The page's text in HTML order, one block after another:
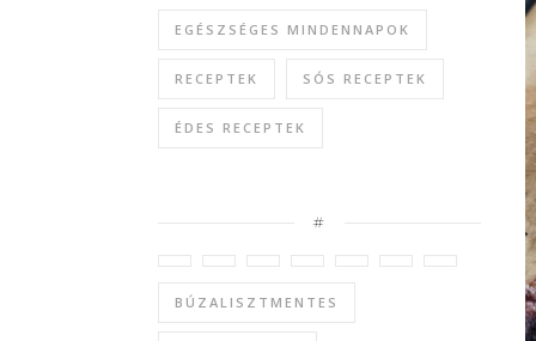
EGÉSZSÉGES MINDENNAPOK
RECEPTEK SÓS RECEPTEK
ÉDES RECEPTEK
#
BÚZALISZTMENTES